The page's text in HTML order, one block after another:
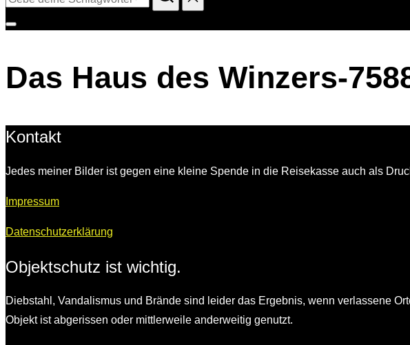
Seitenleiste
Navigation
umschalten
Das Haus des Winzers-
Kontakt
Jedes meiner Bilder ist gegen eine kleine Spende in die Reisekasse auch als
Impressum
Datenschutzerklärung
Objektschutz ist wichtig.
Diebstahl, Vandalismus und Brände sind leider das Ergebnis, wenn verlassene
Objekt ist abgerissen oder mittlerweile anderweitig genutzt.